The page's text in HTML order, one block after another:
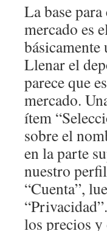
La base
mercado es
básicamente
Llenar el
parece que
mercado.
ítem
sobre el
en la parte
nuestro
“Cuenta”,
los precios y